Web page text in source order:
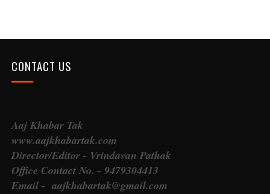
CONTACT US
Aaj Khabar Tak
www.aajkhabartak.com
Director/Editor - Vrindavan Pathak
Office Contact No. - 9479304413
Email - aajkhabartak@gmail.com